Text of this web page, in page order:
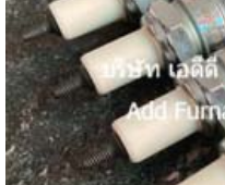
anello